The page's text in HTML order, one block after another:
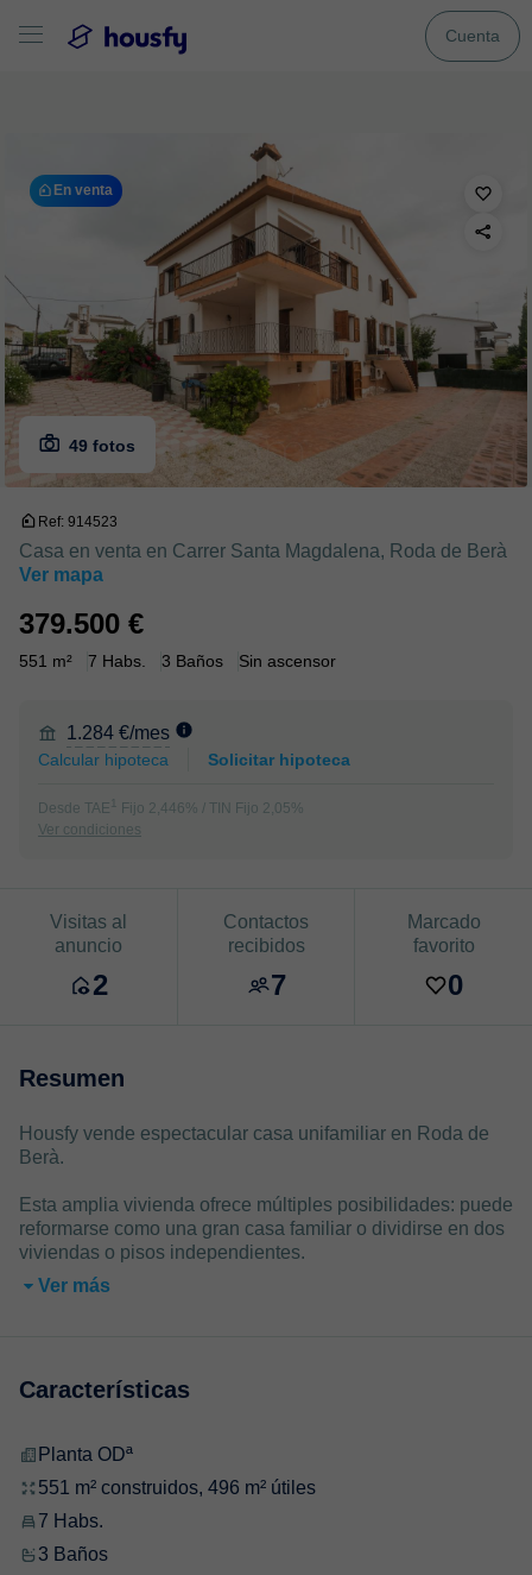
Cuenta
49 fotos
En venta
Ref: 914523
Casa en venta en Carrer Santa Magdalena, Roda de Berà
Ver mapa
379.500 €
551 m² 7 Habs. 3 Baños Sin ascensor
1.284 €/mes
Calcular hipoteca Solicitar hipoteca
Desde TAE 1
Fijo 2,446% / TIN Fijo 2,05%
Ver condiciones
Visitas al
anuncio
2
Contactos
recibidos
7
Marcado
favorito
0
Resumen
Housfy vende espectacular casa unifamiliar en Roda de
Berà.
Esta amplia vivienda ofrece múltiples posibilidades: puede
reformarse como una gran casa familiar o dividirse en dos
viviendas o pisos independientes.
Ver más
Características
Planta ODª
551 m² construidos, 496 m² útiles
7 Habs.
3 Baños